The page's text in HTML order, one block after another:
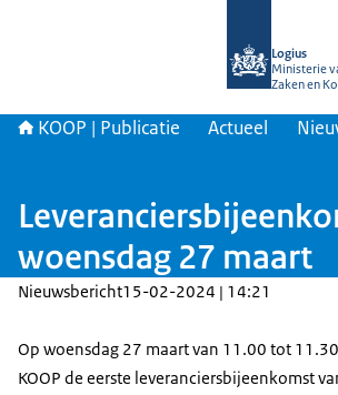
Logius
Ministerie
Zaken en
KOOP | Publicatie Actueel
woensdag 27 maart
Nieuwsbericht15-02-2024 | 14:21
Op woensdag 27 maart van 11.00 tot
KOOP de eerste leveranciersbijeenkomst